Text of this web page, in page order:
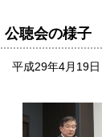
公聴会の様子
平成29年4月19日